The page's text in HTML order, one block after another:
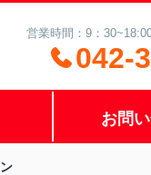
営業時間：9：
042-
お問